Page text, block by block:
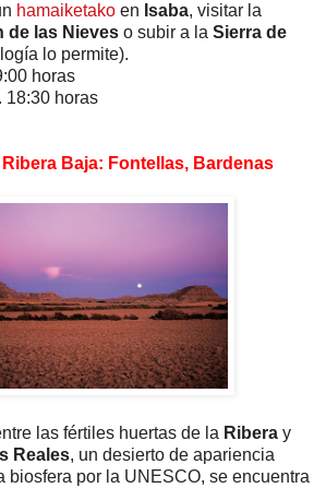
hamaiketako en Isaba, visitar la
de las Nieves o subir a la Sierra de
lo permite).
horas
18:30 horas
Baja: Fontellas, Bardenas
las fértiles huertas de la Ribera y
Reales, un desierto de apariencia
biosfera por la UNESCO, se encuentra